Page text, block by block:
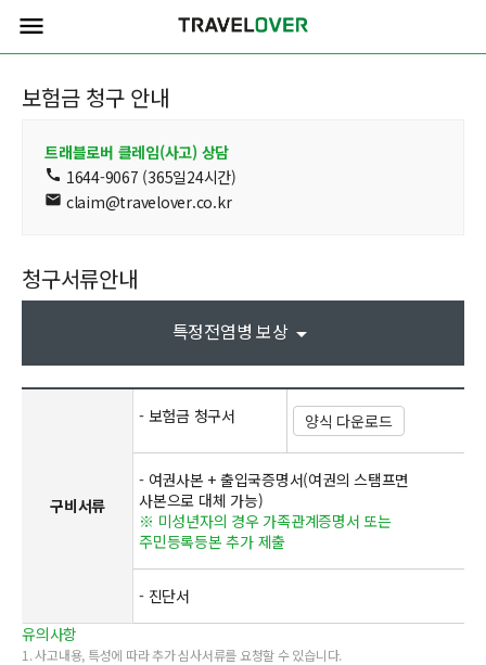
menu
보험금 청구 안내
트래블로버 클레임(사고) 상담
call 1644-9067 (365일24시간)
mail claim@travelover.co.kr
청구서류안내
특정전염병 보상arrow_drop_down
구비서류
- 보험금 청구서 양식 다운로드
- 여권사본 + 출입국증명서(여권의 스탬프면
사본으로 대체 가능)
※ 미성년자의 경우 가족관계증명서 또는
주민등록등본 추가 제출
- 진단서
유의사항
1. 사고내용, 특성에 따라 추가 심사서류를 요청할 수 있습니다.